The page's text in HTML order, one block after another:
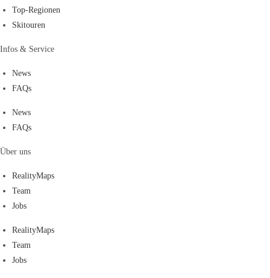
Top-Regionen
Skitouren
Infos & Service
News
FAQs
News
FAQs
Über uns
RealityMaps
Team
Jobs
RealityMaps
Team
Jobs